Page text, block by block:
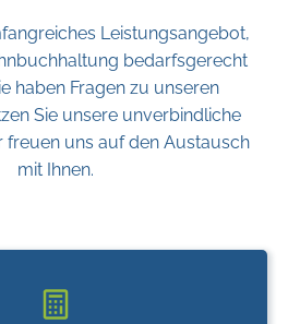
Leistungsangebot,
bedarfsgerecht
haben Fragen zu unseren
Sie unsere unverbindliche
freuen uns auf den Austausch
mit Ihnen.